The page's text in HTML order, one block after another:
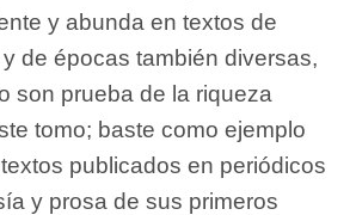
y abunda en textos de
de épocas también diversas,
son prueba de la riqueza
tomo; baste como ejemplo
publicados en periódicos
y prosa de sus primeros